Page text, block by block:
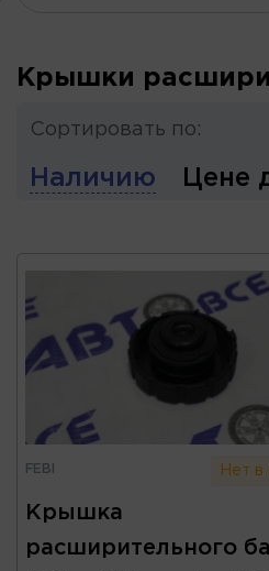
Крышки
Сортировать по:
Наличию Цене
FEBI Нет в
Крышка
расширительного